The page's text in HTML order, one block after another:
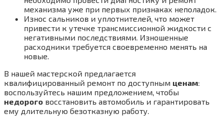
механизма уже при первых признаках неполадок.
Износ сальников и уплотнителей, что может
привести к утечке трансмиссионной жидкости с
негативными последствиями. Изношенные
расходники требуется своевременно менять на
новые.
В нашей мастерской предлагается
квалифицированный ремонт по доступным ценам:
воспользуйтесь нашим предложением, чтобы
недорого восстановить автомобиль и гарантировать
ему длительную безотказную работу.